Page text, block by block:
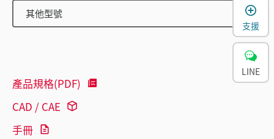
其他型號
產品規格(PDF)
CAD / CAE
手冊
支援
LINE